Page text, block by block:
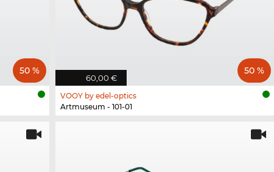
50 %
60,00 €
50 %
VOOY by edel-optics
Artmuseum - 101-01